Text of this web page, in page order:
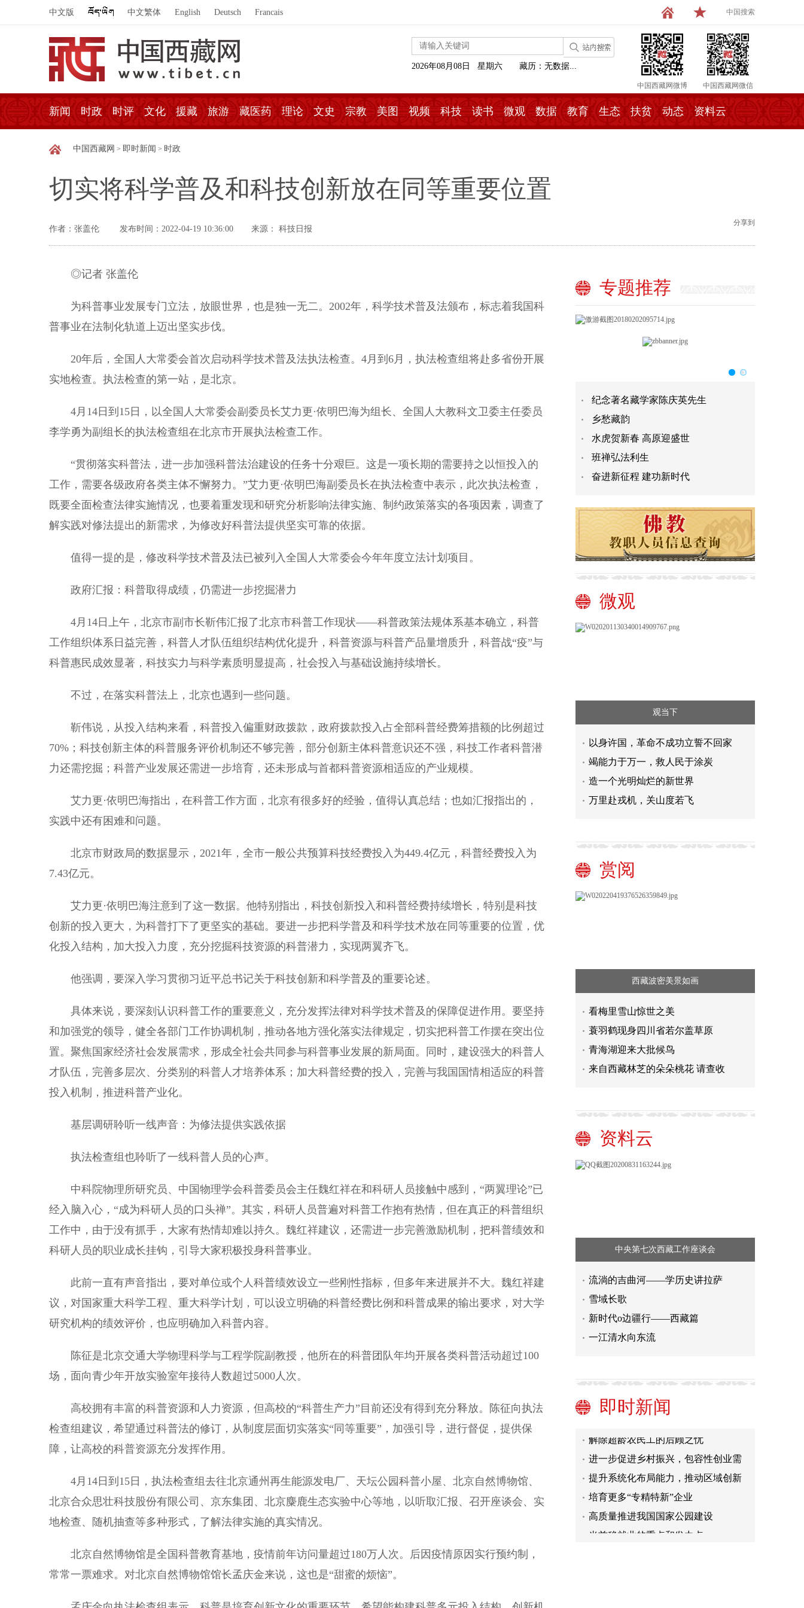
中文版 中文繁体 English Deutsch Francais 中国搜索
中国西藏网微博 中国西藏网微信
2026年08月08日 星期六 藏历：无数据...
新闻 时政 时评 文化 援藏 旅游 藏医药 理论 文史 宗教 美图 视频 科技 读书 微观 数据 教育 生态 扶贫 动态 资料云
中国西藏网 > 即时新闻 > 时政
切实将科学普及和科技创新放在同等重要位置
作者：张盖伦 发布时间：2022-04-19 10:36:00 来源： 科技日报
分享到
◎记者 张盖伦
为科普事业发展专门立法，放眼世界，也是独一无二。2002年，科学技术普及法颁布，标志着我国科
普事业在法制化轨道上迈出坚实步伐。
20年后，全国人大常委会首次启动科学技术普及法执法检查。4月到6月，执法检查组将赴多省份开展
实地检查。执法检查的第一站，是北京。
4月14日到15日，以全国人大常委会副委员长艾力更·依明巴海为组长、全国人大教科文卫委主任委员
李学勇为副组长的执法检查组在北京市开展执法检查工作。
“贯彻落实科普法，进一步加强科普法治建设的任务十分艰巨。这是一项长期的需要持之以恒投入的
工作，需要各级政府各类主体不懈努力。”艾力更·依明巴海副委员长在执法检查中表示，此次执法检查，
既要全面检查法律实施情况，也要着重发现和研究分析影响法律实施、制约政策落实的各项因素，调查了
解实践对修法提出的新需求，为修改好科普法提供坚实可靠的依据。
值得一提的是，修改科学技术普及法已被列入全国人大常委会今年年度立法计划项目。
政府汇报：科普取得成绩，仍需进一步挖掘潜力
4月14日上午，北京市副市长靳伟汇报了北京市科普工作现状——科普政策法规体系基本确立，科普
工作组织体系日益完善，科普人才队伍组织结构优化提升，科普资源与科普产品量增质升，科普战“疫”与
科普惠民成效显著，科技实力与科学素质明显提高，社会投入与基础设施持续增长。
不过，在落实科普法上，北京也遇到一些问题。
靳伟说，从投入结构来看，科普投入偏重财政拨款，政府拨款投入占全部科普经费筹措额的比例超过
70%；科技创新主体的科普服务评价机制还不够完善，部分创新主体科普意识还不强，科技工作者科普潜
力还需挖掘；科普产业发展还需进一步培育，还未形成与首都科普资源相适应的产业规模。
艾力更·依明巴海指出，在科普工作方面，北京有很多好的经验，值得认真总结；也如汇报指出的，
实践中还有困难和问题。
北京市财政局的数据显示，2021年，全市一般公共预算科技经费投入为449.4亿元，科普经费投入为
7.43亿元。
艾力更·依明巴海注意到了这一数据。他特别指出，科技创新投入和科普经费持续增长，特别是科技
创新的投入更大，为科普打下了更坚实的基础。要进一步把科学普及和科学技术放在同等重要的位置，优
化投入结构，加大投入力度，充分挖掘科技资源的科普潜力，实现两翼齐飞。
他强调，要深入学习贯彻习近平总书记关于科技创新和科学普及的重要论述。
具体来说，要深刻认识科普工作的重要意义，充分发挥法律对科学技术普及的保障促进作用。要坚持
和加强党的领导，健全各部门工作协调机制，推动各地方强化落实法律规定，切实把科普工作摆在突出位
置。聚焦国家经济社会发展需求，形成全社会共同参与科普事业发展的新局面。同时，建设强大的科普人
才队伍，完善多层次、分类别的科普人才培养体系；加大科普经费的投入，完善与我国国情相适应的科普
投入机制，推进科普产业化。
基层调研聆听一线声音：为修法提供实践依据
执法检查组也聆听了一线科普人员的心声。
中科院物理所研究员、中国物理学会科普委员会主任魏红祥在和科研人员接触中感到，“两翼理论”已
经入脑入心，“成为科研人员的口头禅”。其实，科研人员普遍对科普工作抱有热情，但在真正的科普组织
工作中，由于没有抓手，大家有热情却难以持久。魏红祥建议，还需进一步完善激励机制，把科普绩效和
科研人员的职业成长挂钩，引导大家积极投身科普事业。
此前一直有声音指出，要对单位或个人科普绩效设立一些刚性指标，但多年来进展并不大。魏红祥建
议，对国家重大科学工程、重大科学计划，可以设立明确的科普经费比例和科普成果的输出要求，对大学
研究机构的绩效评价，也应明确加入科普内容。
陈征是北京交通大学物理科学与工程学院副教授，他所在的科普团队年均开展各类科普活动超过100
场，面向青少年开放实验室年接待人数超过5000人次。
高校拥有丰富的科普资源和人力资源，但高校的“科普生产力”目前还没有得到充分释放。陈征向执法
检查组建议，希望通过科普法的修订，从制度层面切实落实“同等重要”，加强引导，进行督促，提供保
障，让高校的科普资源充分发挥作用。
4月14日到15日，执法检查组去往北京通州再生能源发电厂、天坛公园科普小屋、北京自然博物馆、
北京合众思壮科技股份有限公司、京东集团、北京麋鹿生态实验中心等地，以听取汇报、召开座谈会、实
地检查、随机抽查等多种形式，了解法律实施的真实情况。
北京自然博物馆是全国科普教育基地，疫情前年访问量超过180万人次。后因疫情原因实行预约制，
常常一票难求。对北京自然博物馆馆长孟庆金来说，这也是“甜蜜的烦恼”。
专题推荐
纪念著名藏学家陈庆英先生
乡愁藏韵
水虎贺新春 高原迎盛世
班禅弘法利生
奋进新征程 建功新时代
微观
观当下
以身许国，革命不成功立誓不回家
竭能力于万一，救人民于涂炭
造一个光明灿烂的新世界
万里赴戎机，关山度若飞
赏阅
西藏波密美景如画
看梅里雪山惊世之美
蓑羽鹤现身四川省若尔盖草原
青海湖迎来大批候鸟
来自西藏林芝的朵朵桃花 请查收
资料云
中央第七次西藏工作座谈会
流淌的吉曲河——学历史讲拉萨
雪域长歌
新时代o边疆行——西藏篇
一江清水向东流
即时新闻
推动实现高质量发展
进一步促进乡村振兴，包容性创业需
补齐短板
提升系统化布局能力，推动区域创新
培育更多“专精特新”企业
高质量推进我国国家公园建设
当前稳就业的重点和发力点